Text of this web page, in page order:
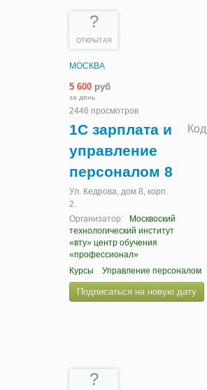
?
ОТКРЫТАЯ
МОСКВА
5 600 руб
за день
2446 просмотров
Код
1С зарплата и
управление
персоналом 8
Ул. Кедрова, дом 8, корп.
2.
Организатор:
Москвоский
технологический институт
«вту» центр обучения
«профессионал»
Курсы
Управление персоналом
Подписаться на новую дату
?